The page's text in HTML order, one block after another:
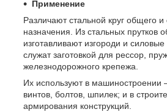
Применение
Различают стальной круг общего и
назначения. Из стальных прутков
изготавливают изгороди и
служат заготовкой для рессор,
железнодорожного крепежа.
Их используют в машиностроении
винтов, болтов, шпилек; и в
армирования конструкций.